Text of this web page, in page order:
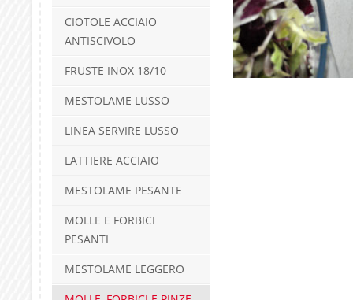
CIOTOLE ACCIAIO
ANTISCIVOLO
FRUSTE INOX 18/10
MESTOLAME LUSSO
LINEA SERVIRE LUSSO
LATTIERE ACCIAIO
MESTOLAME PESANTE
MOLLE E FORBICI
PESANTI
MESTOLAME LEGGERO